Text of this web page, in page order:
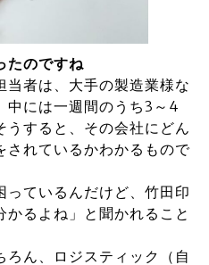
のですね
者は、大手の製造業様な
中には一週間のうち3～4
うすると、その会社にどん
されているかわかるもので
ているんだけど、竹田印
るよね」と聞かれること
ろん、ロジスティック（自